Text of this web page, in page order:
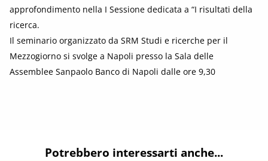
approfondimento nella I Sessione dedicata a “I risultati della
ricerca.
Il seminario organizzato da SRM Studi e ricerche per il
Mezzogiorno si svolge a Napoli presso la Sala delle
Assemblee Sanpaolo Banco di Napoli dalle ore 9,30
Potrebbero interessarti anche...